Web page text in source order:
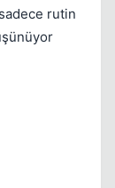
sadece rutin